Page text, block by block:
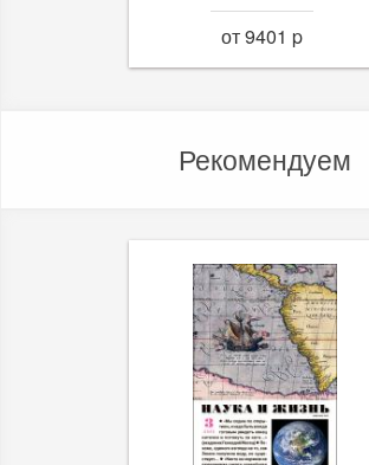
от 9401 p
Рекомендуем